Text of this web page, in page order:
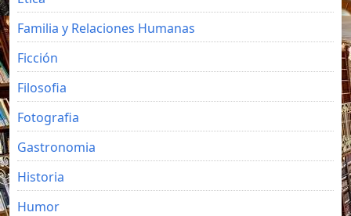
Familia y Relaciones Humanas
Ficción
Filosofia
Fotografia
Gastronomia
Historia
Humor